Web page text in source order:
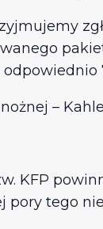
–
KFP
pory tego